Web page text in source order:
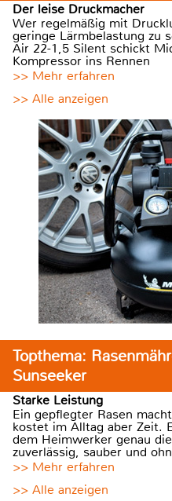
Der leise Druckmacher
Wer regelmäßig mit
geringe Lärmbelastung zu
Air 22-1,5 Silent schickt
Kompressor ins Rennen
>> Mehr erfahren
>> Alle anzeigen
Topthema:
Sunseeker
Starke Leistung
Ein gepflegter Rasen
kostet im Alltag aber Zeit.
dem Heimwerker genau
zuverlässig, sauber und
>> Mehr erfahren
>> Alle anzeigen